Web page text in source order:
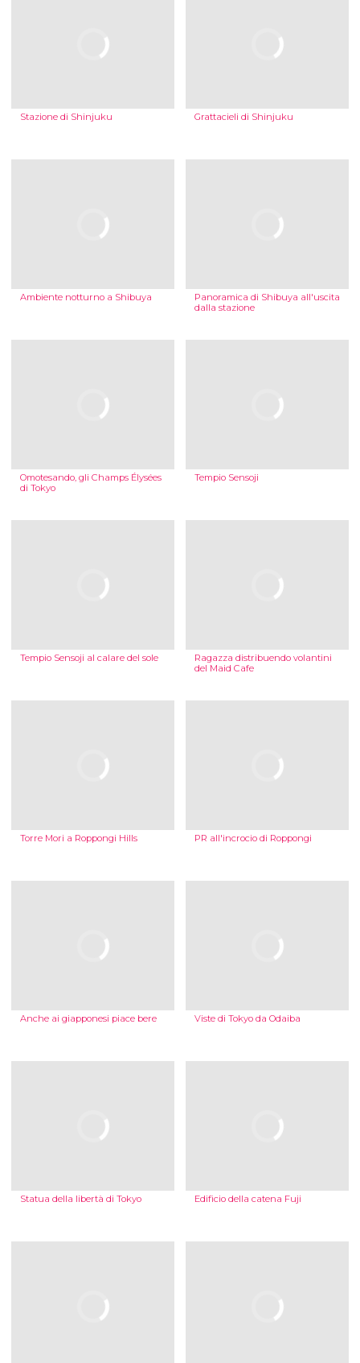
Stazione di Shinjuku Grattacieli di Shinjuku
Ambiente notturno a Shibuya
Panoramica di Shibuya all'uscita
dalla stazione
Omotesando, gli Champs Élysées
di Tokyo
Tempio Sensoji
Tempio Sensoji al calare del sole
Ragazza distribuendo volantini
del Maid Cafe
Torre Mori a Roppongi Hills PR all'incrocio di Roppongi
Anche ai giapponesi piace bere Viste di Tokyo da Odaiba
Statua della libertà di Tokyo Edificio della catena Fuji